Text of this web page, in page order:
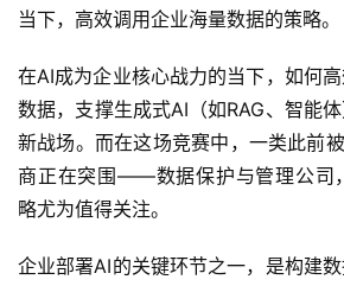
当下，高效调用企业海量数据的策略。
在AI成为企业核心战力的当下，如何
数据，支撑生成式AI（如RAG、智能
新战场。而在这场竞赛中，一类此前
商正在突围——数据保护与管理公司
略尤为值得关注。
企业部署AI的关键环节之一，是构建